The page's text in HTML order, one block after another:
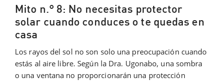
Mito n.° 8: No necesitas protector
solar cuando conduces o te quedas en
casa
Los rayos del sol no son solo una preocupación cuando
estás al aire libre. Según la Dra. Ugonabo, una sombra
o una ventana no proporcionarán una protección